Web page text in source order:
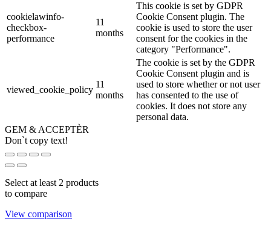
cookielawinfo-
checkbox-
performance
11
months
This cookie is set by GDPR
Cookie Consent plugin. The
cookie is used to store the user
consent for the cookies in the
category "Performance".
viewed_cookie_policy
11
months
The cookie is set by the GDPR
Cookie Consent plugin and is
used to store whether or not user
has consented to the use of
cookies. It does not store any
personal data.
GEM & ACCEPTÈR
Don`t copy text!
Select at least 2 products
to compare
View comparison